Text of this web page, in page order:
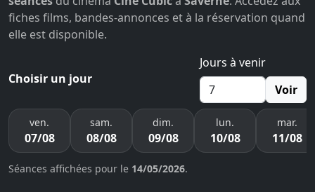
fiches films, bandes-annonces et à la réservation quand
elle est disponible.
Choisir un jour
Jours à venir
Voir
ven.
07/08
sam.
08/08
dim.
09/08
lun.
10/08
mar.
11/08
Séances affichées pour le 14/05/2026.